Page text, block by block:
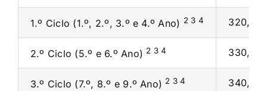
1.º Ciclo (1.º, 2.º, 3.º e 4.º Ano) 2 3 4
2.º Ciclo (5.º e 6.º Ano) 2 3 4
3.º Ciclo (7.º, 8.º e 9.º Ano) 2 3 4